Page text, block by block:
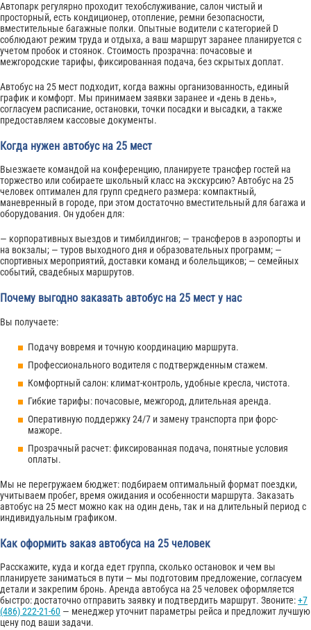
Автопарк регулярно проходит техобслуживание, салон чистый и
просторный, есть кондиционер, отопление, ремни безопасности,
вместительные багажные полки. Опытные водители с категорией D
соблюдают режим труда и отдыха, а ваш маршрут заранее планируется с
учетом пробок и стоянок. Стоимость прозрачна: почасовые и
межгородские тарифы, фиксированная подача, без скрытых доплат.
Автобус на 25 мест подходит, когда важны организованность, единый
график и комфорт. Мы принимаем заявки заранее и «день в день»,
согласуем расписание, остановки, точки посадки и высадки, а также
предоставляем кассовые документы.
Когда нужен автобус на 25 мест
Выезжаете командой на конференцию, планируете трансфер гостей на
торжество или собираете школьный класс на экскурсию? Автобус на 25
человек оптимален для групп среднего размера: компактный,
маневренный в городе, при этом достаточно вместительный для багажа и
оборудования. Он удобен для:
— корпоративных выездов и тимбилдингов; — трансферов в аэропорты и
на вокзалы; — туров выходного дня и образовательных программ; —
спортивных мероприятий, доставки команд и болельщиков; — семейных
событий, свадебных маршрутов.
Почему выгодно заказать автобус на 25 мест у нас
Вы получаете:
Подачу вовремя и точную координацию маршрута.
Профессионального водителя с подтвержденным стажем.
Комфортный салон: климат-контроль, удобные кресла, чистота.
Гибкие тарифы: почасовые, межгород, длительная аренда.
Оперативную поддержку 24/7 и замену транспорта при форс-
мажоре.
Прозрачный расчет: фиксированная подача, понятные условия
оплаты.
Мы не перегружаем бюджет: подбираем оптимальный формат поездки,
учитываем пробег, время ожидания и особенности маршрута. Заказать
автобус на 25 мест можно как на один день, так и на длительный период с
индивидуальным графиком.
Как оформить заказ автобуса на 25 человек
Расскажите, куда и когда едет группа, сколько остановок и чем вы
планируете заниматься в пути — мы подготовим предложение, согласуем
детали и закрепим бронь. Аренда автобуса на 25 человек оформляется
быстро: достаточно отправить заявку и подтвердить маршрут. Звоните:+7
(486) 222-21-60 — менеджер уточнит параметры рейса и предложит лучшую
цену под ваши задачи.